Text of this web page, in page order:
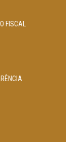
FISCAL